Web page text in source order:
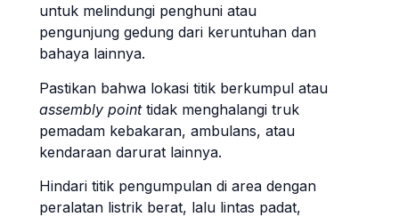
untuk melindungi penghuni atau
pengunjung gedung dari keruntuhan dan
bahaya lainnya.
Pastikan bahwa lokasi titik berkumpul atau
assembly point tidak menghalangi truk
pemadam kebakaran, ambulans, atau
kendaraan darurat lainnya.
Hindari titik pengumpulan di area dengan
peralatan listrik berat, lalu lintas padat,